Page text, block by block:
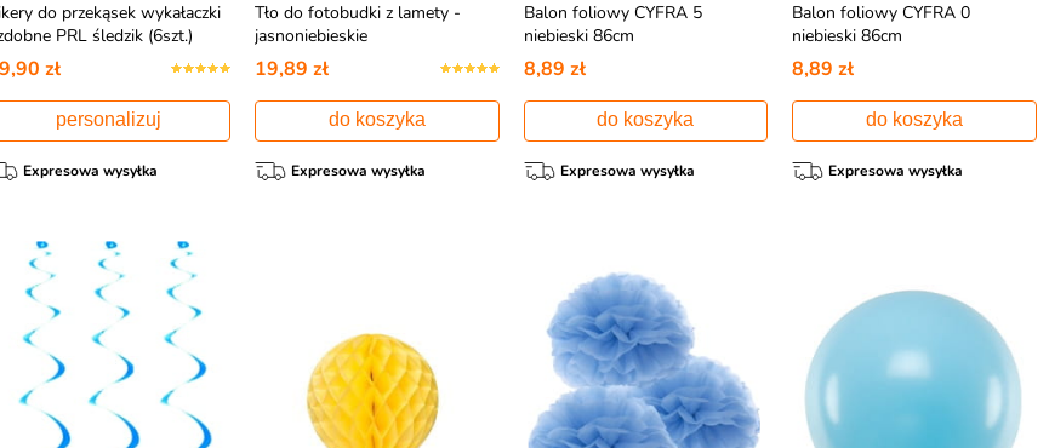
do przekąsek wykałaczki
PRL śledzik (6szt.)
zł
personalizuj
Expresowa wysyłka
Tło do fotobudki z lamety -
jasnoniebieskie
19,89 zł
do koszyka
Expresowa wysyłka
Balon foliowy CYFRA 5
niebieski 86cm
8,89 zł
do koszyka
Expresowa wysyłka
Balon foliowy CYFRA 0
niebieski 86cm
8,89 zł
do koszyka
Expresowa wysyłka